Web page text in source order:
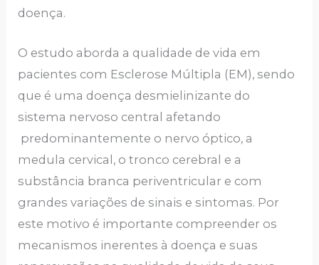
doença.
O estudo aborda a qualidade de vida em
pacientes com Esclerose Múltipla (EM), sendo
que é uma doença desmielinizante do
sistema nervoso central afetando
predominantemente o nervo óptico, a
medula cervical, o tronco cerebral e a
substância branca periventricular e com
grandes variações de sinais e sintomas. Por
este motivo é importante compreender os
mecanismos inerentes à doença e suas